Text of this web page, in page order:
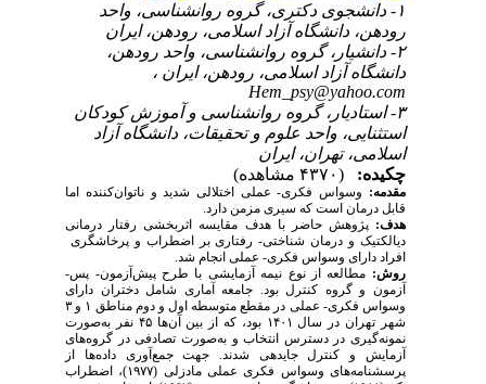
۱- دانشجوی دکتری، گروه روانشناسی، واحد
رودهن، دانشگاه آزاد اسلامی، رودهن، ایران
۲- دانشیار، گروه روانشناسی، واحد رودهن،
دانشگاه آزاد اسلامی، رودهن، ایران ،
Hem_psy@yahoo.com
۳- استادیار، گروه روانشناسی و آموزش کودکان
استثنایی، واحد علوم و تحقیقات، دانشگاه آزاد
اسلامی، تهران، ایران
چکیده:
مقدمه:وسواس فکری- عملی اختلالی شدید و ناتوان­‌کننده اما
قابل درمان است که سیری مزمن دارد.
هدف:پژوهش حاضر با هدف مقایسه اثربخشی رفتار درمانی
دیالکتیک و درمان شناختی- رفتاری بر اضطراب و پرخاشگری
افراد دارای وسواس فکری- عملی انجام شد.
روش:مطالعه از نوع نیمه آزمایشی با طرح پیش‌­آزمون- پس‌­
آزمون و گروه کنترل بود. جامعه آماری شامل دختران دارای
وسواس فکری- عملی در مقطع متوسطه اول و دوم مناطق ۱ و ۳
شهر تهران در سال ۱۴۰۱ بود، که از بین آن‌ها ۴۵ نفر به­‌صورت
نمونه­‌گیری در دسترس انتخاب و به­‌صورت تصادفی در گروه­‌های
آزمایش و کنترل جایدهی شدند. جهت جمع‌­آوری داده‌­ها از
پرسشنامه­‌های وسواس فکری عملی مادزلی (۱۹۷۷)، اضطراب